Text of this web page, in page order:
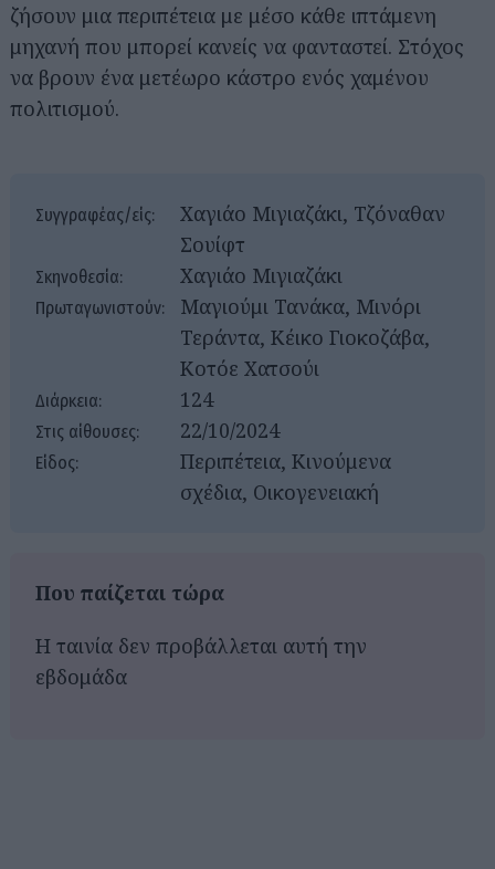
ζήσουν μια περιπέτεια με μέσο κάθε ιπτάμενη
μηχανή που μπορεί κανείς να φανταστεί. Στόχος
να βρουν ένα μετέωρο κάστρο ενός χαμένου
πολιτισμού.
Συγγραφέας/είς:
Χαγιάο Μιγιαζάκι, Τζόναθαν
Σουίφτ
Σκηνοθεσία: Χαγιάο Μιγιαζάκι
Πρωταγωνιστούν:
Μαγιούμι Τανάκα, Μινόρι
Τεράντα, Κέικο Γιοκοζάβα,
Κοτόε Χατσούι
Διάρκεια: 124
Στις αίθουσες: 22/10/2024
Είδος:
Περιπέτεια, Κινούμενα
σχέδια, Οικογενειακή
Που παίζεται τώρα
Η ταινία δεν προβάλλεται αυτή την
εβδομάδα